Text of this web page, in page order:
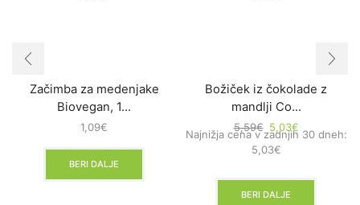
Začimba za medenjake
Biovegan, 1...
1,09€
BERI DALJE
Božiček iz čokolade z
mandlji Co...
5,59€ 5,03€
Najnižja cena v zadnjih 30 dneh:
5,03€
BERI DALJE